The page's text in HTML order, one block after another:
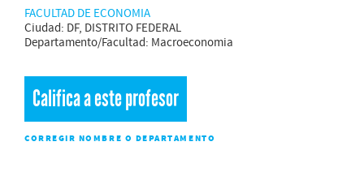
FACULTAD DE ECONOMIA
Ciudad: DF, DISTRITO FEDERAL
Departamento/Facultad: Macroeconomia
Califica a este profesor
CORREGIR NOMBRE O DEPARTAMENTO